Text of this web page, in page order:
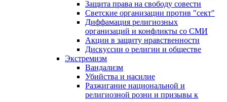
Защита права на свободу совести
Светские организации против "сект"
Диффамация религиозных
организаций и конфликты со СМИ
Акции в защиту нравственности
Дискуссии о религии и обществе
Экстремизм
Вандализм
Убийства и насилие
Разжигание национальной и
религиозной розни и призывы к